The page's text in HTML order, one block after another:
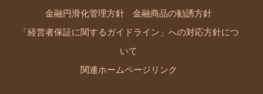
金融円滑化管理方針 金融商品の勧誘方針
「経営者保証に関するガイドライン」への対応方針につ
いて
関連ホームページリンク